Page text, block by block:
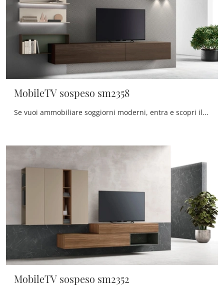
MobileTV sospeso sm2358
Se vuoi ammobiliare soggiorni moderni, entra e scopri il mobile porta tv MobileTV sospeso sm2358 del brand Maronese, prodotto in melaminico
MobileTV sospeso sm2352